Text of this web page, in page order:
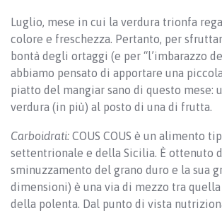
Luglio, mese in cui la verdura trionfa
colore e freschezza. Pertanto, per
bontà degli ortaggi (e per “l’imbarazzo
abbiamo pensato di apportare una
piatto del mangiar sano di questo mese:
verdura (in più) al posto di una di frutta.
Carboidrati: COUS COUS è un alimento
settentrionale e della Sicilia. È ottenuto
sminuzzamento del grano duro e la sua
dimensioni) è una via di mezzo tra
della polenta. Dal punto di vista